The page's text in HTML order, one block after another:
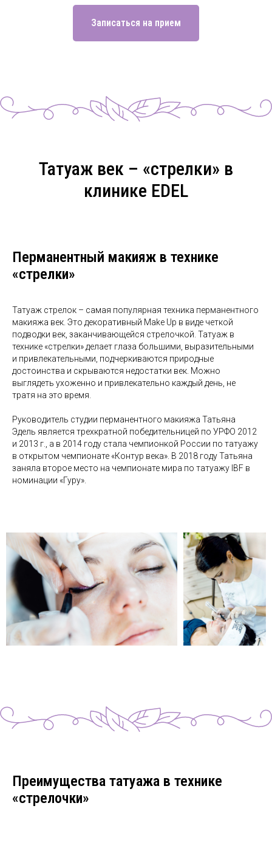
Записаться на прием
Татуаж век – «стрелки» в
клинике EDEL
Перманентный макияж в технике
«стрелки»
Татуаж стрелок – самая популярная техника перманентного
макияжа век. Это декоративный Make Up в виде четкой
подводки век, заканчивающейся стрелочкой. Татуаж в
технике «стрелки» делает глаза большими, выразительными
и привлекательными, подчеркиваются природные
достоинства и скрываются недостатки век. Можно
выглядеть ухоженно и привлекательно каждый день, не
тратя на это время.
Руководитель студии перманентного макияжа Татьяна
Эдель является трехкратной победительницей по УРФО 2012
и 2013 г., а в 2014 году стала чемпионкой России по татуажу
в открытом чемпионате «Контур века». В 2018 году Татьяна
заняла второе место на чемпионате мира по татуажу IBF в
номинации «Гуру».
Преимущества татуажа в технике
«стрелочки»